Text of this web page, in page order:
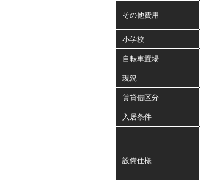
その他費用
小学校
自転車置場
現況
賃貸借区分
入居条件
設備仕様